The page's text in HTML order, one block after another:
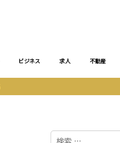
ビジネス 求人 不動産
検